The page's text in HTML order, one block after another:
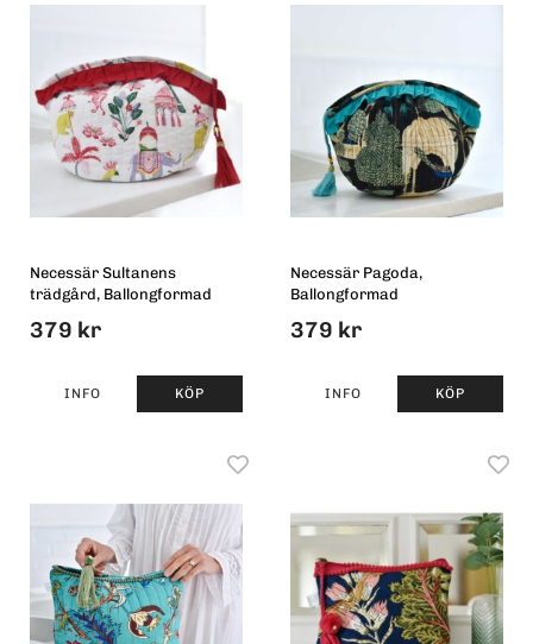
Necessär Sultanens
trädgård, Ballongformad
379 kr
INFO KÖP
Necessär Pagoda,
Ballongformad
379 kr
INFO KÖP